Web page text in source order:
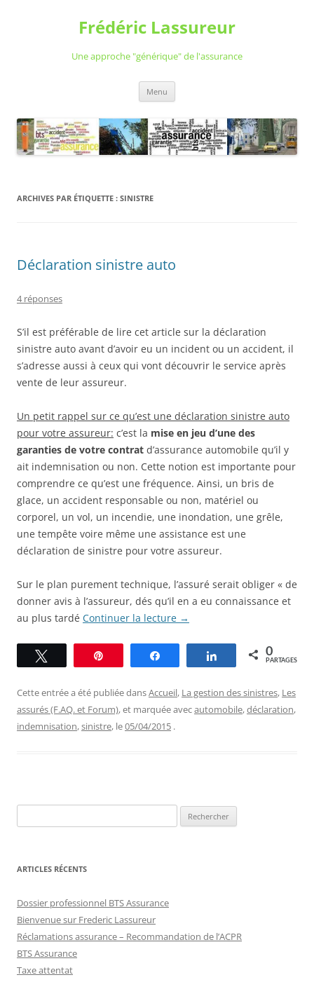
Frédéric Lassureur
Une approche "générique" de l'assurance
Menu
ARCHIVES PAR ÉTIQUETTE : SINISTRE
Déclaration sinistre auto
4 réponses
S’il est préférable de lire cet article sur la déclaration
sinistre auto avant d’avoir eu un incident ou un accident, il
s’adresse aussi à ceux qui vont découvrir le service après
vente de leur assureur.
Un petit rappel sur ce qu’est une déclaration sinistre auto
pour votre assureur: c’est la mise en jeu d’une des
garanties de votre contrat d’assurance automobile qu’il y
ait indemnisation ou non. Cette notion est importante pour
comprendre ce qu’est une fréquence. Ainsi, un bris de
glace, un accident responsable ou non, matériel ou
corporel, un vol, un incendie, une inondation, une grêle,
une tempête voire même une assistance est une
déclaration de sinistre pour votre assureur.
Sur le plan purement technique, l’assuré serait obliger « de
donner avis à l’assureur, dés qu’il en a eu connaissance et
au plus tardé Continuer la lecture →
Partagez 0
PARTAGES
Cette entrée a été publiée dansAccueil, La gestion des sinistres, Les
assurés (F.AQ. et Forum), et marquée avecautomobile,déclaration,
indemnisation,sinistre, le05/04/2015 .
ARTICLES RÉCENTS
Dossier professionnel BTS Assurance
Bienvenue sur Frederic Lassureur
Réclamations assurance – Recommandation de l’ACPR
BTS Assurance
Taxe attentat